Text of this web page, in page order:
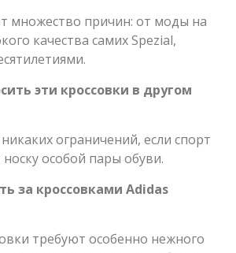
множество причин: от моды на
качества самих Spezial,
эти кроссовки в другом
ограничений, если спорт
особой пары обуви.
за кроссовками Adidas
требуют особенно нежного